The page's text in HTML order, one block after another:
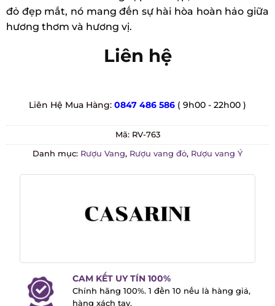
màu đỏ đẹp mắt, nó mang đến sự hài hòa hoàn
hảo giữa hương thơm và hương vị.
Liên hệ
Liên Hệ Mua Hàng:0847 486 586 ( 9h00 - 22h00 )
Mã:RV-763
Danh mục:Rượu Vang,Rượu vang đỏ,Rượu vang Ý
CAM KẾT UY TÍN 100%
Chính hãng 100%. 1 đền 10 nếu là hàng
giả, hàng xách tay.